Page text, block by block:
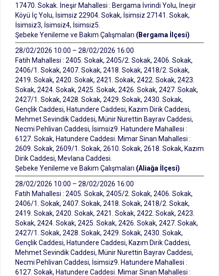
17470. Sokak. İneşir Mahallesi : Bergama İvrindi Yolu, İneşir
Köyü İç Yolu, İsimsiz 22904. Sokak, İsimsiz 27141. Sokak,
İsimsiz3, İsimsiz4, İsimsiz5.
Şebeke Yenileme ve Bakım Çalışmaları (Bergama İlçesi)
28/02/2026 10:00 – 28/02/2026 16:00
Fatih Mahallesi : 2405. Sokak, 2405/2. Sokak, 2406. Sokak,
2406/1. Sokak, 2407. Sokak, 2418. Sokak, 2418/2. Sokak,
2419. Sokak, 2420. Sokak, 2421. Sokak, 2422. Sokak, 2423.
Sokak, 2424. Sokak, 2425. Sokak, 2426. Sokak, 2427. Sokak,
2427/1. Sokak, 2428. Sokak, 2429. Sokak, 2430. Sokak,
Gençlik Caddesi, Hatundere Caddesi, Kazım Dirik Caddesi,
Mehmet Sevindik Caddesi, Münir Nurettin Bayrav Caddesi,
Necmi Pehlivan Caddesi, İsimsiz9. Hatundere Mahallesi :
6127. Sokak, Hatundere Caddesi. Mimar Sinan Mahallesi :
2609. Sokak, 2609/1. Sokak, 2610. Sokak, 2618. Sokak, Kazım
Dirik Caddesi, Mevlana Caddesi.
Şebeke Yenileme ve Bakım Çalışmaları (Aliağa İlçesi)
28/02/2026 10:00 – 28/02/2026 16:00
Fatih Mahallesi : 2405. Sokak, 2405/2. Sokak, 2406. Sokak,
2406/1. Sokak, 2407. Sokak, 2418. Sokak, 2418/2. Sokak,
2419. Sokak, 2420. Sokak, 2421. Sokak, 2422. Sokak, 2423.
Sokak, 2424. Sokak, 2425. Sokak, 2426. Sokak, 2427. Sokak,
2427/1. Sokak, 2428. Sokak, 2429. Sokak, 2430. Sokak,
Gençlik Caddesi, Hatundere Caddesi, Kazım Dirik Caddesi,
Mehmet Sevindik Caddesi, Münir Nurettin Bayrav Caddesi,
Necmi Pehlivan Caddesi, İsimsiz9. Hatundere Mahallesi :
6127. Sokak, Hatundere Caddesi. Mimar Sinan Mahallesi :